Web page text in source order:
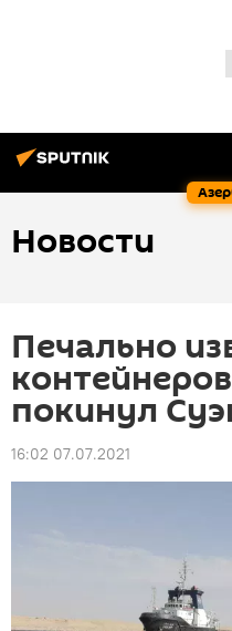
Новости
Печально
покинул
16:02 07.07.2021